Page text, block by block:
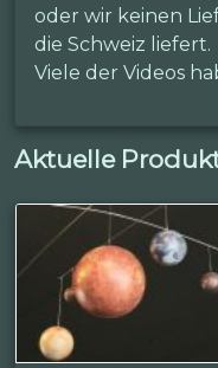
oder wir keinen
die Schweiz liefert.
Viele der Videos
Aktuelle